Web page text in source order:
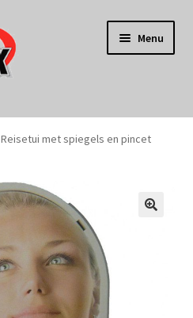
Menu
Reisetui met spiegels en pincet